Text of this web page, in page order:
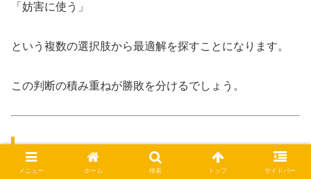
「妨害に使う」
という複数の選択肢から最適解を探すことになります。
この判断の積み重ねが勝敗を分けるでしょう。
探索カードとは？ダンジョン攻略の中心となる
重要システム
メニュー ホーム 検索 トップ サイドバー